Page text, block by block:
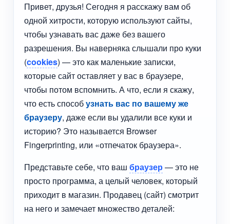
Привет, друзья! Сегодня я расскажу вам об
одной хитрости, которую используют сайты,
чтобы узнавать вас даже без вашего
разрешения. Вы наверняка слышали про куки
(cookies) — это как маленькие записки,
которые сайт оставляет у вас в браузере,
чтобы потом вспомнить. А что, если я скажу,
что есть способузнать вас по вашему же
браузеру, даже если вы удалили все куки и
историю? Это называется Browser
Fingerprinting, или «отпечаток браузера».
Представьте себе, что вашбраузер — это не
просто программа, а целый человек, который
приходит в магазин. Продавец (сайт) смотрит
на него и замечает множество деталей: